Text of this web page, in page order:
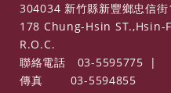
304034 新竹縣新豐鄉忠信
178 Chung-Hsin ST.,Hsin-
R.O.C.
聯絡電話
03-5595775
|
傳真
03-5594855